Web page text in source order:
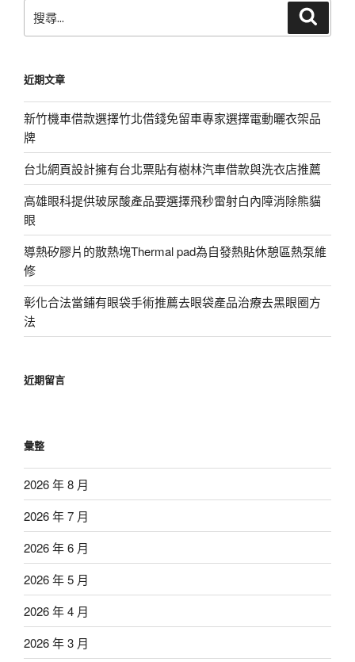
尋
字:
近期文章
新竹機車借款選擇竹北借錢免留車專家選擇電動曬衣架品
牌
台北網頁設計擁有台北票貼有樹林汽車借款與洗衣店推薦
高雄眼科提供玻尿酸產品要選擇飛秒雷射白內障消除熊貓
眼
導熱矽膠片的散熱塊Thermal pad為自發熱貼休憩區熱泵維
修
彰化合法當鋪有眼袋手術推薦去眼袋產品治療去黑眼圈方
法
近期留言
彙整
2026 年 8 月
2026 年 7 月
2026 年 6 月
2026 年 5 月
2026 年 4 月
2026 年 3 月